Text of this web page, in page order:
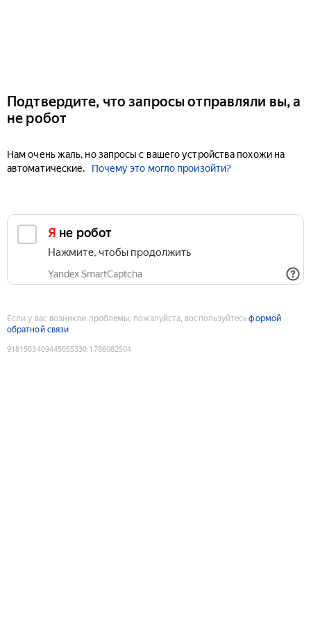
Подтвердите, что запросы отправляли вы, а
не робот
Нам очень жаль, но запросы с вашего устройства похожи на
автоматические.
Почему это могло произойти?
Я не робот
Нажмите, чтобы продолжить
Yandex SmartCaptcha
Если у вас возникли проблемы, пожалуйста, воспользуйтесьформой
обратной связи
9181503409445055330:1786082504